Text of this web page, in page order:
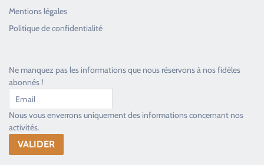
Mentions légales
Politique de confidentialité
Ne manquez pas les informations que nous réservons à nos fidèles
abonnés !
Nous vous enverrons uniquement des informations concernant nos
activités.
Toujours heureux d'aider les passionnés